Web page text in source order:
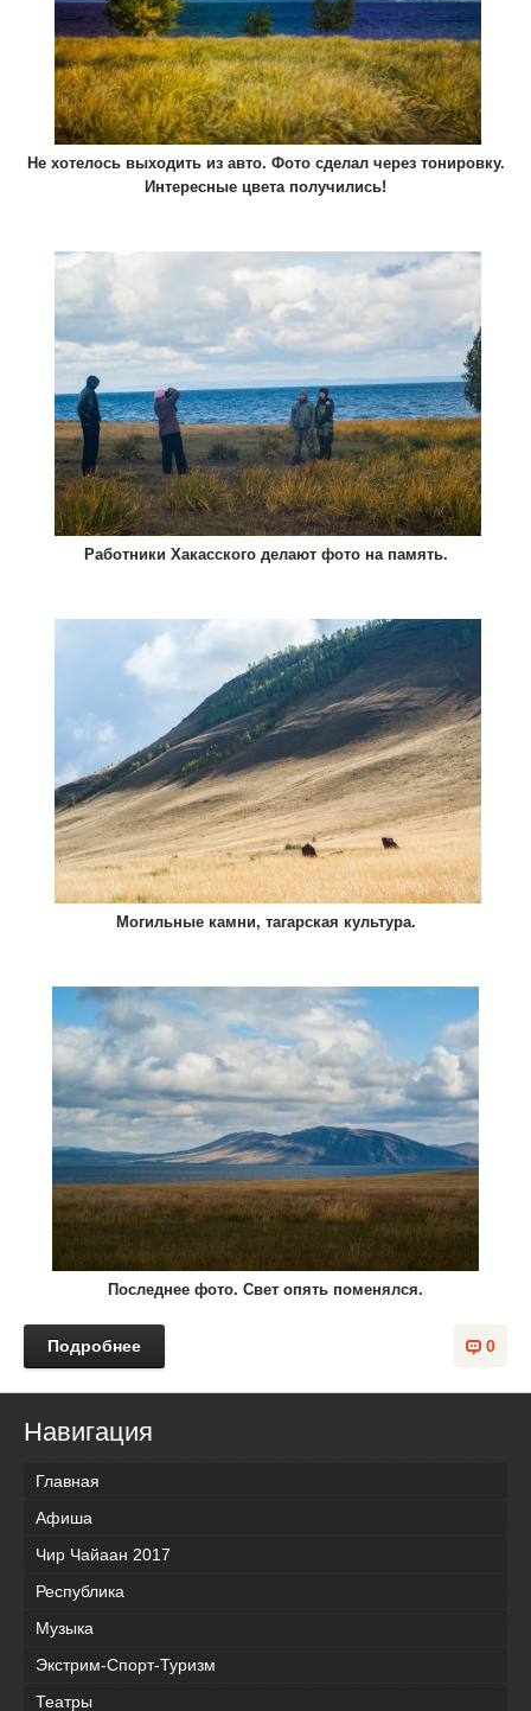
Не хотелось выходить из авто. Фото сделал через тонировку.
Интересные цвета получились!
Работники Хакасского делают фото на память.
Могильные камни, тагарская культура.
Последнее фото. Свет опять поменялся.
0
Подробнее
Навигация
Главная
Афиша
Чир Чайаан 2017
Республика
Музыка
Экстрим-Спорт-Туризм
Театры